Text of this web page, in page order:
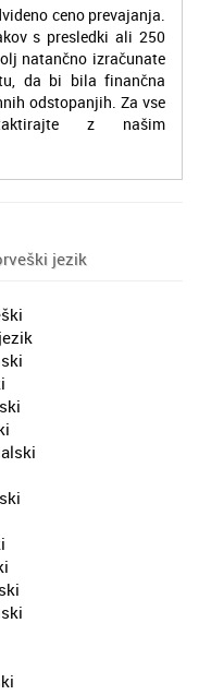
ceno prevajanja.
s presledki ali 250
natančno izračunate
da bi bila finančna
odstopanjih. Za vse
z našim
jezik